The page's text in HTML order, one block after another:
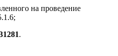
на проведение
.